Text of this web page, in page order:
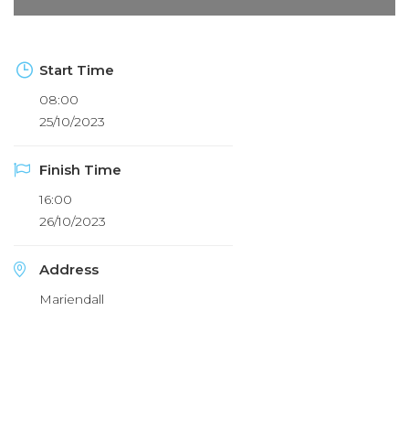
Start Time
08:00
25/10/2023
Finish Time
16:00
26/10/2023
Address
Mariendall